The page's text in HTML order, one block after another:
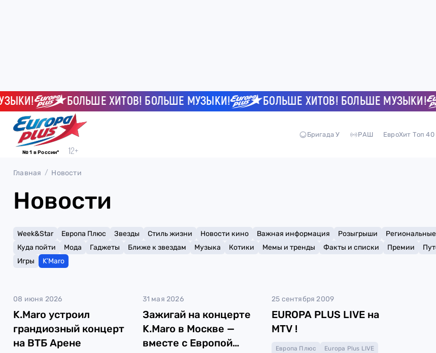
БОЛЬШЕ ХИТОВ! БОЛЬШЕ МУЗЫКИ! БОЛЬШЕ ХИТОВ! БОЛЬШЕ МУЗЫКИ!
№ 1 в России*
Бригада У РАШ ЕвроХит Топ 40
Главная Новости
Новости
Week&Star Европа Плюс Звезды Стиль жизни Новости кино Важная информация Розыгрыши
Куда пойти
Мода Гаджеты Ближе к звездам Музыка Котики Мемы и тренды Факты и списки Премии
Игры
K’Maro
08 июня 2026
K.Maro устроил
грандиозный концерт
на ВТБ Арене
31 мая 2026
Зажигай на концерте
K.Maro в Москве —
вместе с Европой
25 сентября 2009
EUROPA PLUS LIVE на
MTV !
Европа Плюс
Europa Plus LIVE